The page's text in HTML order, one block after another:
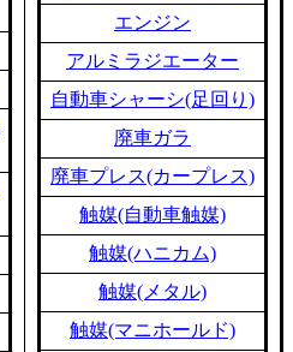
エンジン
アルミラジエーター
自動車シャーシ(足回り)
廃車ガラ
廃車プレス(カープレス)
触媒(自動車触媒)
触媒(ハニカム)
触媒(メタル)
触媒(マニホールド)